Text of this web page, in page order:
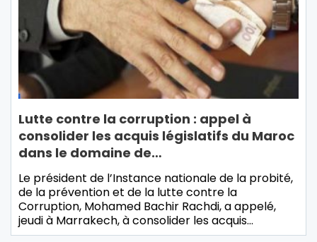
Lutte contre la corruption : appel à
consolider les acquis législatifs du Maroc
dans le domaine de…
Le président de l’Instance nationale de la probité,
de la prévention et de la lutte contre la
Corruption, Mohamed Bachir Rachdi, a appelé,
jeudi à Marrakech, à consolider les acquis…